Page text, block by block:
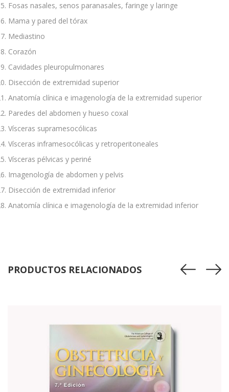
Fosas nasales, senos paranasales, faringe y laringe
Mama y pared del tórax
Mediastino
Corazón
Cavidades pleuropulmonares
Disección de extremidad superior
Anatomía clínica e imagenología de la extremidad superior
Paredes del abdomen y hueso coxal
Vísceras supramesocólicas
Vísceras inframesocólicas y retroperitoneales
Vísceras pélvicas y periné
Imagenología de abdomen y pelvis
Disección de extremidad inferior
Anatomía clínica e imagenología de la extremidad inferior
PRODUCTOS RELACIONADOS